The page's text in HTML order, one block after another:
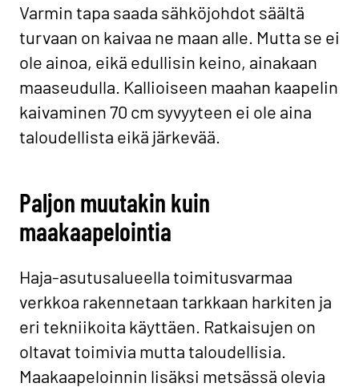
Varmin tapa saada sähköjohdot säältä
turvaan on kaivaa ne maan alle. Mutta se ei
ole ainoa, eikä edullisin keino, ainakaan
maaseudulla. Kallioiseen maahan kaapelin
kaivaminen 70 cm syvyyteen ei ole aina
taloudellista eikä järkevää.
Paljon muutakin kuin
maakaapelointia
Haja-asutusalueella toimitusvarmaa
verkkoa rakennetaan tarkkaan harkiten ja
eri tekniikoita käyttäen. Ratkaisujen on
oltavat toimivia mutta taloudellisia.
Maakaapeloinnin lisäksi metsässä olevia